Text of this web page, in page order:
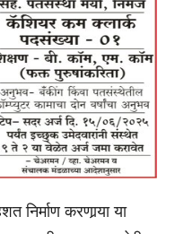
निर्माण करणार्‍या या